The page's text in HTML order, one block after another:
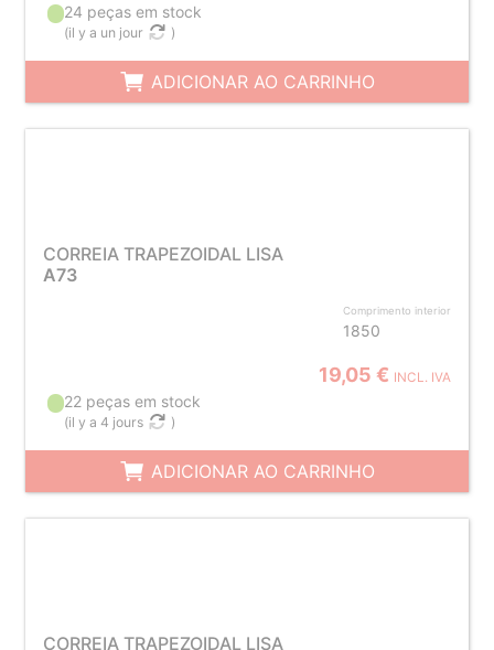
24 peças em stock
(il y a un jour )
ADICIONAR AO CARRINHO
CORREIA TRAPEZOIDAL LISA
A73
Comprimento interior
1850
19,05 € INCL. IVA
22 peças em stock
(il y a 4 jours )
ADICIONAR AO CARRINHO
CORREIA TRAPEZOIDAL LISA